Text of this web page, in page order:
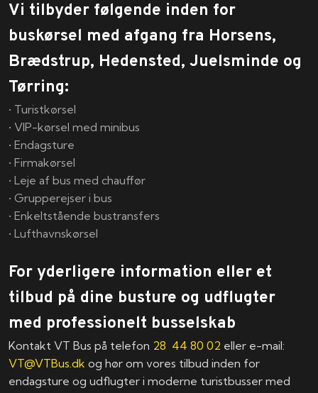
Vi tilbyder følgende inden for
buskørsel med afgang fra Horsens,
Brædstrup, Hedensted, Juelsminde og
Tørring:
• Turistkørsel
• VIP-kørsel med minibus
• Endagsture
• Firmakørsel
• Leje af bus med chauffør
• Grupperejser i bus
• Enkeltstående bustransfers
• Lufthavnskørsel
For yderligere information eller et
tilbud på dine busture og udflugter
med professionelt busselskab
Kontakt VT Bus på telefon 28 44 80 02 eller e-mail:
VT@VTBus.dk og hør om vores tilbud inden for
endagsture og udflugter i moderne turistbusser med